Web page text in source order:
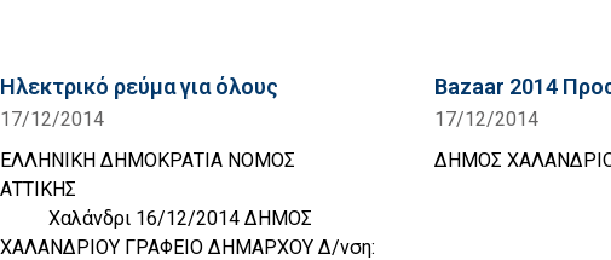
Ηλεκτρικό ρεύμα για όλους
17/12/2014
ΕΛΛΗΝΙΚΗ ΔΗΜΟΚΡΑΤΙΑ ΝΟΜΟΣ
ΑΤΤΙΚΗΣ
Χαλάνδρι 16/12/2014 ΔΗΜΟΣ
ΧΑΛΑΝΔΡΙΟΥ ΓΡΑΦΕΙΟ ΔΗΜΑΡΧΟΥ Δ/νση:
Bazaar 2014
17/12/2014
ΔΗΜΟΣ